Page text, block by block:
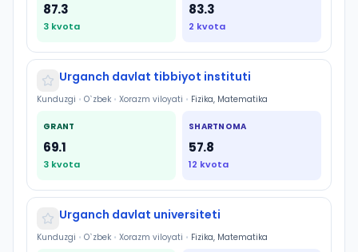
87.3
3 kvota
83.3
2 kvota
Urganch davlat tibbiyot instituti
Kunduzgi • O`zbek • Xorazm viloyati • Fizika, Matematika
GRANT
69.1
3 kvota
SHARTNOMA
57.8
12 kvota
Urganch davlat universiteti
Kunduzgi • O`zbek • Xorazm viloyati • Fizika, Matematika